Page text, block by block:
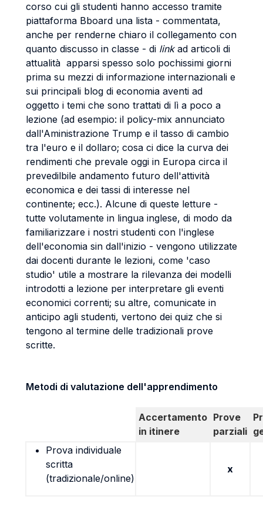
corso cui gli studenti hanno accesso tramite
piattaforma Bboard una lista - commentata,
anche per renderne chiaro il collegamento con
quanto discusso in classe - di linkad articoli di
attualità apparsi spesso solo pochissimi giorni
prima su mezzi di informazione internazionali e
sui principali blog di economia aventi ad
oggetto i temi che sono trattati di lì a poco a
lezione (ad esempio: il policy-mix annunciato
dall'Aministrazione Trump e il tasso di cambio
tra l'euro e il dollaro; cosa ci dice la curva dei
rendimenti che prevale oggi in Europa circa il
prevedilbile andamento futuro dell'attività
economica e dei tassi di interesse nel
continente; ecc.). Alcune di queste letture -
tutte volutamente in lingua inglese, di modo da
familiarizzare i nostri studenti con l'inglese
dell'economia sin dall'inizio - vengono utilizzate
dai docenti durante le lezioni, come 'caso
studio' utile a mostrare la rilevanza dei modelli
introdotti a lezione per interpretare gli eventi
economici correnti; su altre, comunicate in
anticipo agli studenti, vertono dei quiz che si
tengono al termine delle tradizionali prove
scritte.
Metodi di valutazione dell'apprendimento
Accertamento
in itinere
Prove
parziali
Prova individuale
scritta
(tradizionale/online)
x